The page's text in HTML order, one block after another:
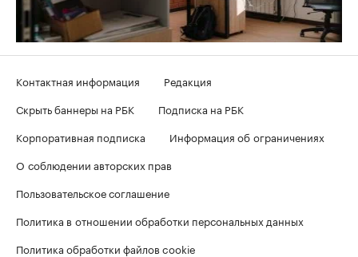
Контактная информация
Редакция
Скрыть баннеры на РБК
Подписка на РБК
Корпоративная подписка
Информация об ограничениях
О соблюдении авторских прав
Пользовательское соглашение
Политика в отношении обработки персональных данных
Политика обработки файлов cookie